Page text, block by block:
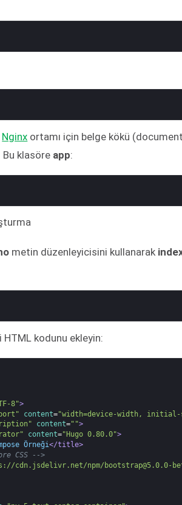
Nginx ortamı için belge kökü
klasöre app:
metin düzenleyicisini kullanarak
HTML kodunu ekleyin:
8">
content="width=device-width, initial-
content="">
content="Hugo 0.80.0">
Örneği</title>
CSS -->
cdn.jsdelivr.net/npm/bootstrap@5.0.0-